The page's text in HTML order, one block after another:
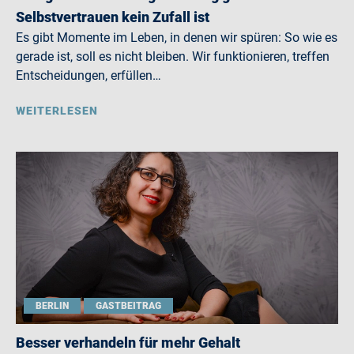
Selbstvertrauen kein Zufall ist
Es gibt Momente im Leben, in denen wir spüren: So wie es
gerade ist, soll es nicht bleiben. Wir funktionieren, treffen
Entscheidungen, erfüllen…
WEITERLESEN
BERLIN GASTBEITRAG
Besser verhandeln für mehr Gehalt